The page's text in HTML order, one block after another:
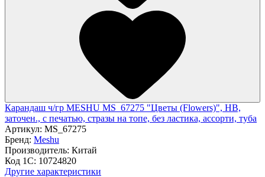
Карандаш ч/гр MESHU MS_67275 "Цветы (Flowers)", HB,
заточен., с печатью, стразы на топе, без ластика, ассорти, туба
Артикул: MS_67275
Бренд: Meshu
Производитель: Китай
Код 1С: 10724820
Другие характеристики